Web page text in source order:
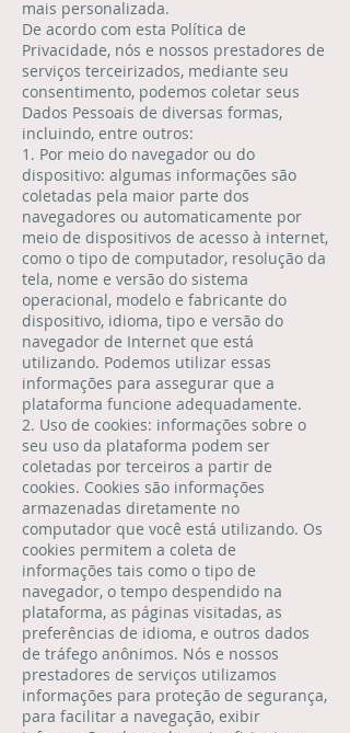
mais personalizada.
De acordo com esta Política de
Privacidade, nós e nossos prestadores de
serviços terceirizados, mediante seu
consentimento, podemos coletar seus
Dados Pessoais de diversas formas,
incluindo, entre outros:
1. Por meio do navegador ou do
dispositivo: algumas informações são
coletadas pela maior parte dos
navegadores ou automaticamente por
meio de dispositivos de acesso à internet,
como o tipo de computador, resolução da
tela, nome e versão do sistema
operacional, modelo e fabricante do
dispositivo, idioma, tipo e versão do
navegador de Internet que está
utilizando. Podemos utilizar essas
informações para assegurar que a
plataforma funcione adequadamente.
2. Uso de cookies: informações sobre o
seu uso da plataforma podem ser
coletadas por terceiros a partir de
cookies. Cookies são informações
armazenadas diretamente no
computador que você está utilizando. Os
cookies permitem a coleta de
informações tais como o tipo de
navegador, o tempo despendido na
plataforma, as páginas visitadas, as
preferências de idioma, e outros dados
de tráfego anônimos. Nós e nossos
prestadores de serviços utilizamos
informações para proteção de segurança,
para facilitar a navegação, exibir